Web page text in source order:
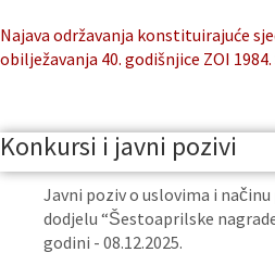
Najava održavanja konstituirajuće
obilježavanja 40. godišnjice ZOI 1984.
Konkursi i javni pozivi
Javni poziv o uslovima i
dodjelu “Šestoaprilske nagrade
godini - 08.12.2025.